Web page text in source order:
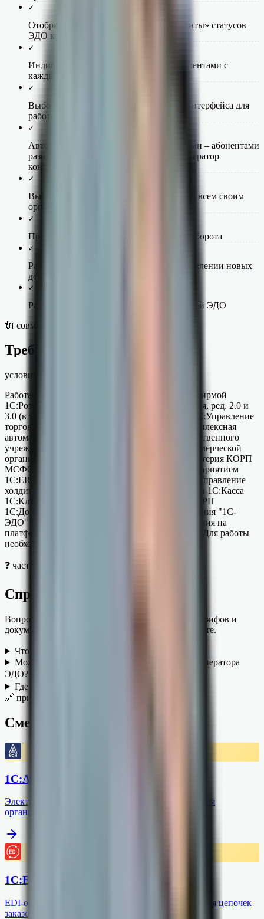
✓
Отображение в справочнике «Контрагенты» статусов
ЭДО контрагентов
✓
Индивидуальные правила обмена документами с
каждым контрагентом
✓
Выбор и настройка пользовательского интерфейса для
работы с электронными документами
✓
Автоматический роуминг с контрагентами – абонентами
разных операторов (при условии, что оператор
контрагента поддерживает автороуминг)
✓
Выполнение обмена документами как по всем своим
организациям, так и выборочно
✓
Простой контроль состояния документооборота
✓
Различные способы оповещений о поступлении новых
документов
✓
Разграничение прав доступа пользователей ЭДО
🔌 совместимость
Требования и интеграция
условия использования
Работает в программах: 1C:Управление нашей фирмой
1С:Розница, ред. 2 (в т.ч. базовая) 1С:Бухгалтерия, ред. 2.0 и
3.0 (в т.ч. базовые) 1C:Управление холдингом 1С:Управление
торговлей, ред. 10.3 и 11 (в т.ч. базовые) 1С:Комплексная
автоматизация, ред. 2.0 1С:Бухгалтерия государственного
учреждения ред. 1.0 и 2.0 1С:Бухгалтерия некоммерческой
организации 1С:Налоговый мониторинг. Бухгалтерия КОРП
МСФО 1С:Управление производственным предприятием
1C:ERP Управление предприятием 2.0 1С:ERP. Управление
холдингом 1С:Садовод (в т.ч. базовая) 1С:Гаражи 1С:Касса
1С:Клиент ЭДО, ред. 2 1С:Документооборот КОРП
1С:Документооборот государственного учреждения "1С-
ЭДО" можно встроить в любые другие приложения на
платформе "1С:Предприятие 8". Подробнее>>> Для работы
необходим доступ в Интернет.
❓ часто спрашивают
Справочная по сервису
Вопросы про подключение, продление, состав тарифов и
документы. Если не нашли — напишите нам в чате.
Что такое 1С-ЭДО?
Можно ли работать с контрагентами другого оператора
ЭДО?+
Где контролировать состояние документов?
🔗 принимают вместе
Смежные сервисы
1С:АУСН
Электронное взаимодействие с банками и ФНС для
организаций и предпринимателей на АУСН
1С:EDI
EDI-обмен с торговыми партнерами, автоматизация цепочек
заказов и поставок продукции